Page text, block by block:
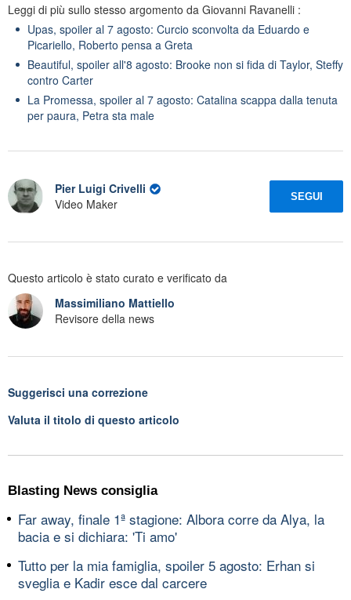
Leggi di più sullo stesso argomento da Giovanni Ravanelli :
Upas, spoiler al 7 agosto: Curcio sconvolta da Eduardo e
Picariello, Roberto pensa a Greta
Beautiful, spoiler all'8 agosto: Brooke non si fida di Taylor, Steffy
contro Carter
La Promessa, spoiler al 7 agosto: Catalina scappa dalla tenuta
per paura, Petra sta male
Pier Luigi Crivelli
Video Maker
SEGUI
Questo articolo è stato curato e verificato da
Massimiliano Mattiello
Revisore della news
Suggerisci una correzione
Valuta il titolo di questo articolo
Blasting News consiglia
Far away, finale 1ª stagione: Albora corre da Alya, la
bacia e si dichiara: 'Ti amo'
Tutto per la mia famiglia, spoiler 5 agosto: Erhan si
sveglia e Kadir esce dal carcere